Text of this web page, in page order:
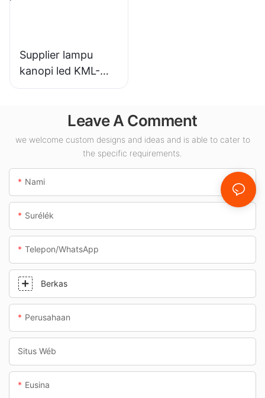
Supplier lampu
kanopi led KML-
CLA 100W pikeun
ruangan sapertos
pom bensin sareng
jalan bawah tanah.
Leave A Comment
we welcome custom designs and ideas and is able to cater to
the specific requirements.
Nami
Surélék
Telepon/whatsApp
Berkas
Perusahaan
Situs Wéb
Eusina